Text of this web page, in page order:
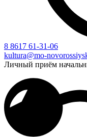
8 8617 61-31-06
kultura@mo-
Личный приём